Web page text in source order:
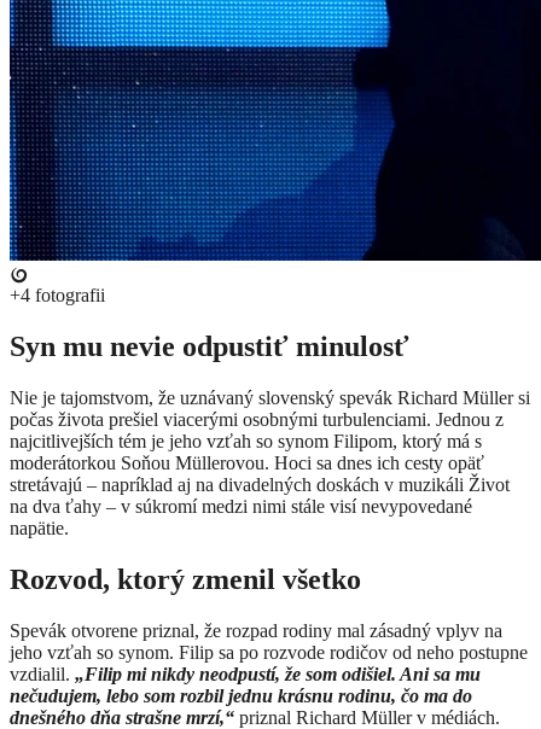
+4 fotografii
Syn mu nevie odpustiť minulosť
Nie je tajomstvom, že uznávaný slovenský spevák Richard Müller si
počas života prešiel viacerými osobnými turbulenciami. Jednou z
najcitlivejších tém je jeho vzťah so synom Filipom, ktorý má s
moderátorkou Soňou Müllerovou. Hoci sa dnes ich cesty opäť
stretávajú – napríklad aj na divadelných doskách v muzikáli Život
na dva ťahy – v súkromí medzi nimi stále visí nevypovedané
napätie.
Rozvod, ktorý zmenil všetko
Spevák otvorene priznal, že rozpad rodiny mal zásadný vplyv na
jeho vzťah so synom. Filip sa po rozvode rodičov od neho postupne
vzdialil. „Filip mi nikdy neodpustí, že som odišiel. Ani sa mu
nečudujem, lebo som rozbil jednu krásnu rodinu, čo ma do
dnešného dňa strašne mrzí,“ priznal Richard Müller v médiách.